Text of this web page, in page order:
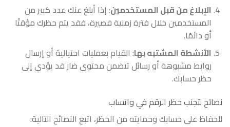
الإبلاغ من قبل المستخدمين: إذا أبلغ عنك عدد كبير من
المستخدمين خلال فترة زمنية قصيرة، فقد يتم حظرك مؤقتًا
أو دائمًا.
الأنشطة المشتبه بها: القيام بعمليات احتيالية أو إرسال
روابط مشبوهة أو رسائل تتضمن محتوى ضار قد يؤدي إلى
حظر حسابك.
نصائح لتجنب حظر الرقم في واتساب
للحفاظ على حسابك وحمايته من الحظر، اتبع النصائح التالية: